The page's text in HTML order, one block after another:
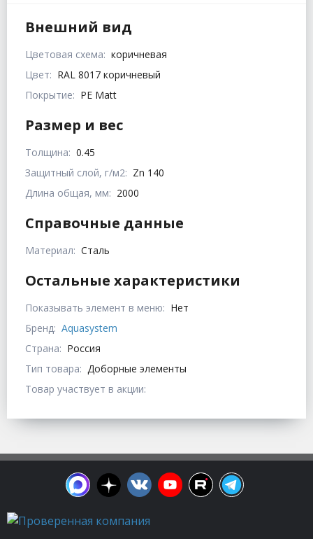
Внешний вид
Цветовая схема: коричневая
Цвет: RAL 8017 коричневый
Покрытие: PE Matt
Размер и вес
Толщина: 0.45
Защитный слой, г/м2: Zn 140
Длина общая, мм: 2000
Справочные данные
Материал: Сталь
Остальные характеристики
Показывать элемент в меню: Нет
Бренд: Aquasystem
Страна: Россия
Тип товара: Доборные элементы
Товар участвует в акции: